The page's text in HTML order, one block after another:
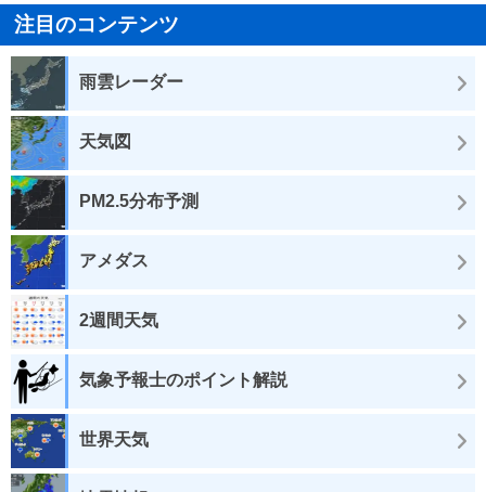
注目のコンテンツ
雨雲レーダー
天気図
PM2.5分布予測
アメダス
2週間天気
気象予報士のポイント解説
世界天気